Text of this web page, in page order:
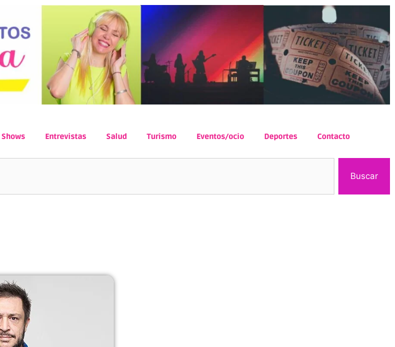
Shows Entrevistas Salud Turismo Eventos/ocio Deportes Contacto
Buscar